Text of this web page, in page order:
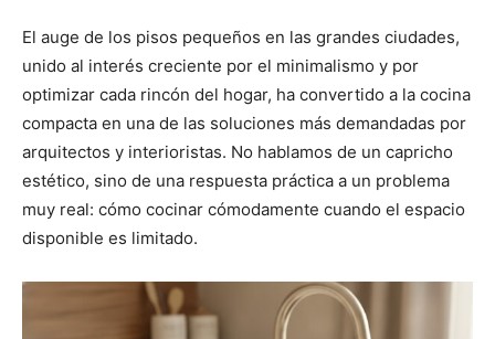
El auge de los pisos pequeños en las grandes ciudades,
unido al interés creciente por el minimalismo y por
optimizar cada rincón del hogar, ha convertido a la cocina
compacta en una de las soluciones más demandadas por
arquitectos y interioristas. No hablamos de un capricho
estético, sino de una respuesta práctica a un problema
muy real: cómo cocinar cómodamente cuando el espacio
disponible es limitado.